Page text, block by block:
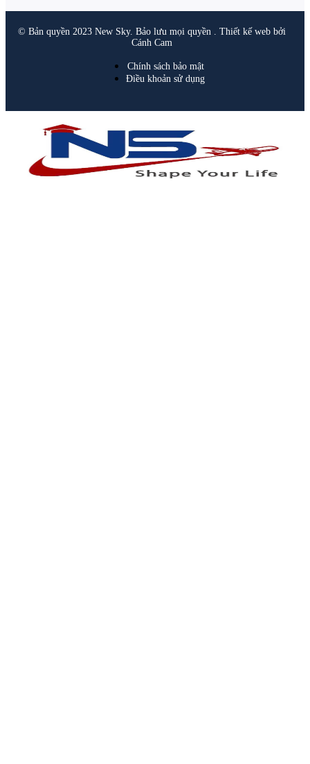
© Bản quyền 2023 New Sky. Bảo lưu mọi quyền . Thiết kế web bởi
Cánh Cam
Chính sách bảo mật
Điều khoản sử dụng